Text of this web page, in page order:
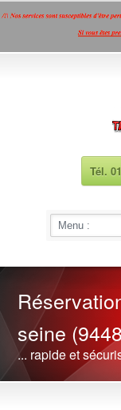
Présentation
Google+
Tél.
seine
... rapide et